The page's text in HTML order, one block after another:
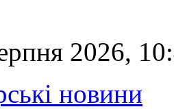
2026,
новини